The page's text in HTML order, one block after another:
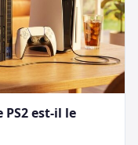
PS2 est-il le